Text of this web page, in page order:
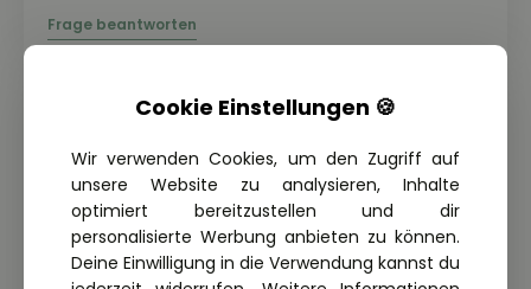
Cookie Einstellungen 🍪
Wir verwenden Cookies, um den Zugriff auf
unsere Website zu analysieren, Inhalte
optimiert bereitzustellen und dir
personalisierte Werbung anbieten zu können.
Deine Einwilligung in die Verwendung kannst du